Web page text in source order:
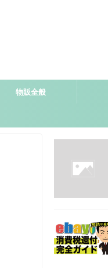
物販全般